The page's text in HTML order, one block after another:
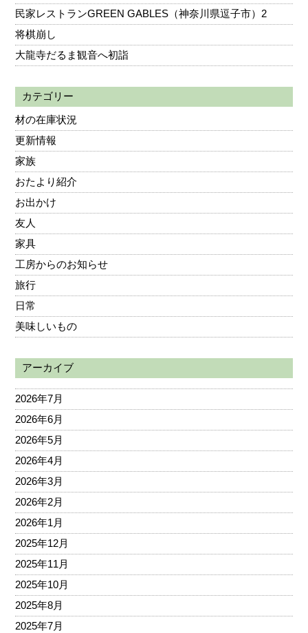
民家レストランGREEN GABLES（神奈川県逗子市）2
将棋崩し
大龍寺だるま観音へ初詣
カテゴリー
材の在庫状況
更新情報
家族
おたより紹介
お出かけ
友人
家具
工房からのお知らせ
旅行
日常
美味しいもの
アーカイブ
2026年7月
2026年6月
2026年5月
2026年4月
2026年3月
2026年2月
2026年1月
2025年12月
2025年11月
2025年10月
2025年8月
2025年7月